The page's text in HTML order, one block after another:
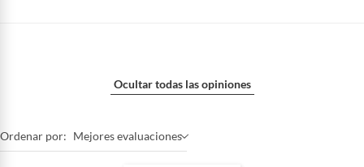
Porcelanato Liso
superficies suaves y uniformes se adaptan perfectamente
a una estética minimalista y moderna. Son fáciles de
Ocultar todas las opiniones
Ordenar por: Mejores evaluaciones